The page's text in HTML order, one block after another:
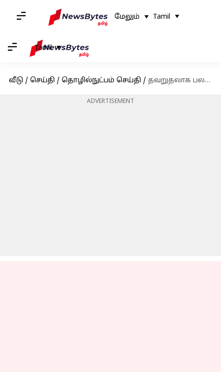
மேலும் Tamil
Tamil
வீடு / செய்தி / தொழில்நுட்பம் செய்தி / தவறுதலாக பலரின் சேனல்கள் மற்றும் கணக்குகளை முடக்கியது யூடியூப்; விரைவில் மீட்டெடுப்பதாக அறிக்கை
ADVERTISEMENT